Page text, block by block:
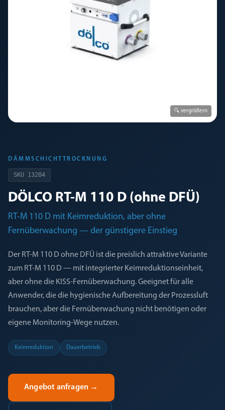
🔍 vergrößern
DÄMMSCHICHTTROCKNUNG
SKU 13204
DÖLCO RT-M 110 D (ohne DFÜ)
RT-M 110 D mit Keimreduktion, aber ohne
Fernüberwachung — der günstigere Einstieg
Der RT-M 110 D ohne DFÜ ist die preislich attraktive Variante
zum RT-M 110 D — mit integrierter Keimreduktionseinheit,
aber ohne die KISS-Fernüberwachung. Geeignet für alle
Anwender, die die hygienische Aufbereitung der Prozessluft
brauchen, aber die Fernüberwachung nicht benötigen oder
eigene Monitoring-Wege nutzen.
Keimreduktion Dauerbetrieb
Angebot anfragen →